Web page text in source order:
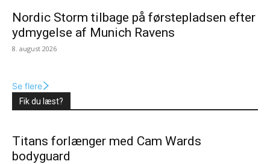
Nordic Storm tilbage på førstepladsen efter
ydmygelse af Munich Ravens
8. august 2026
Se flere
Fik du læst?
Titans forlænger med Cam Wards
bodyguard